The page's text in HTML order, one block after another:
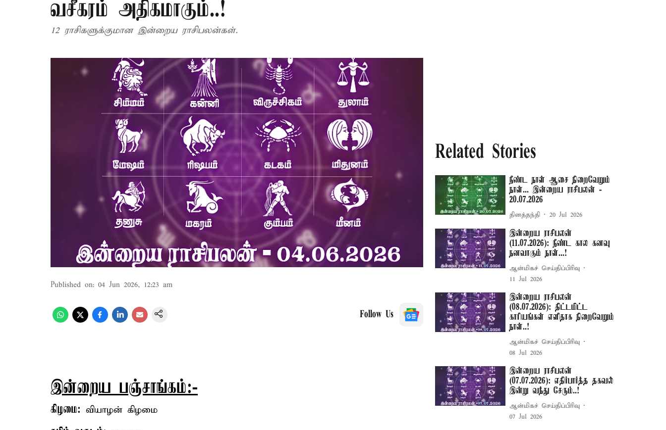
வசீகரம் அதிகமாகும்..!
12 ராசிகளுக்குமான இன்றைய ராசிபலன்கள்.
Published on: 04 Jun 2026, 12:23 am
Follow Us
இன்றைய பஞ்சாங்கம்:-
கிழமை: வியாழன் கிழமை
Related Stories
நீண்ட நாள் ஆசை நிறைவேறும்
நாள்... இன்றைய ராசிபலன் -
20.07.2026
தினத்தந்தி 20 Jul 2026
இன்றைய ராசிபலன்
(11.07.2026): நீண்ட கால கனவு
நனவாகும் நாள்...!
ஆன்மிகச் செய்திப்பிரிவு
11 Jul 2026
இன்றைய ராசிபலன்
(08.07.2026): திட்டமிட்ட
காரியங்கள் எளிதாக நிறைவேறும்
நாள்..!
ஆன்மிகச் செய்திப்பிரிவு
08 Jul 2026
இன்றைய ராசிபலன்
(07.07.2026): எதிர்பார்த்த தகவல்
இன்று வந்து சேரும்..!
ஆன்மிகச் செய்திப்பிரிவு
07 Jul 2026